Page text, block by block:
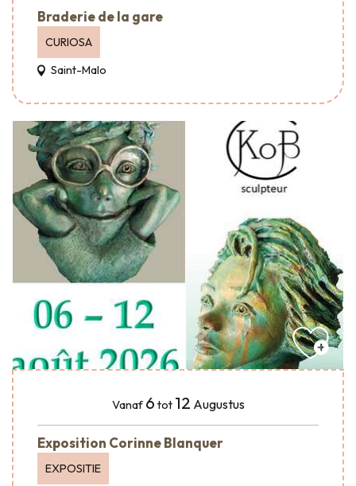
Braderie de la gare
CURIOSA
Saint-Malo
Vanaf 6 tot 12 Augustus
Exposition Corinne Blanquer
EXPOSITIE